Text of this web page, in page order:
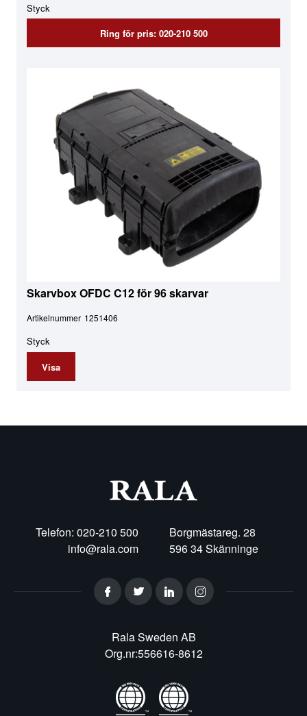
Styck
Ring för pris: 020-210 500
Skarvbox OFDC C12 för 96 skarvar
Artikelnummer 1251406
Styck
Visa
Telefon: 020-210 500
info@rala.com
Borgmästareg. 28
596 34 Skänninge
Rala Sweden AB
Org.nr:556616-8612